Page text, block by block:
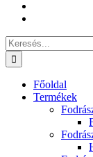
Keresés...
Főoldal
Termékek